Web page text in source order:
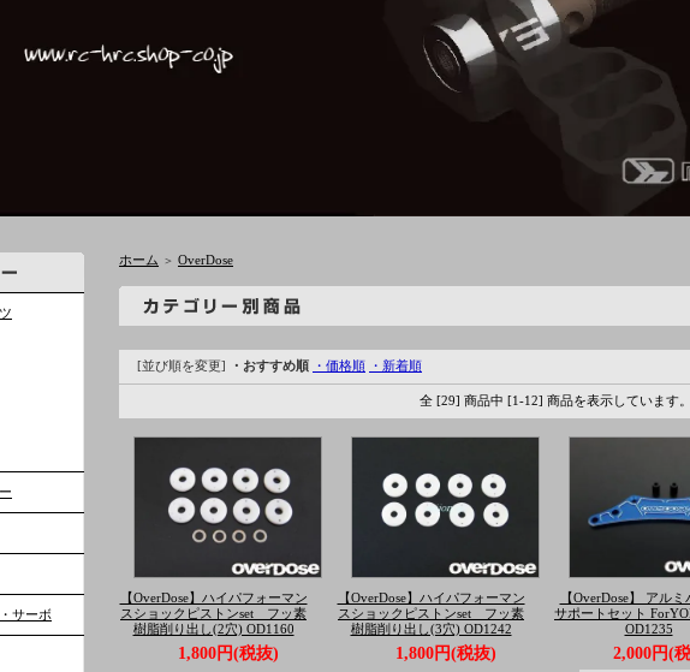
サーボ
ホーム ＞ OverDose
[並び順を変更] ・おすすめ順 ・価格順 ・新着順
全 [29] 商品中 [1-12] 商品を表示しています
【OverDose】ハイパフォーマン
スショックピストンset フッ素
樹脂削り出し(2穴) OD1160
1,800円(税抜)
【OverDose】ハイパフォーマン
スショックピストンset フッ素
樹脂削り出し(3穴) OD1242
1,800円(税抜)
【OverDose】 アル
サポートセット
OD1235
2,000円(